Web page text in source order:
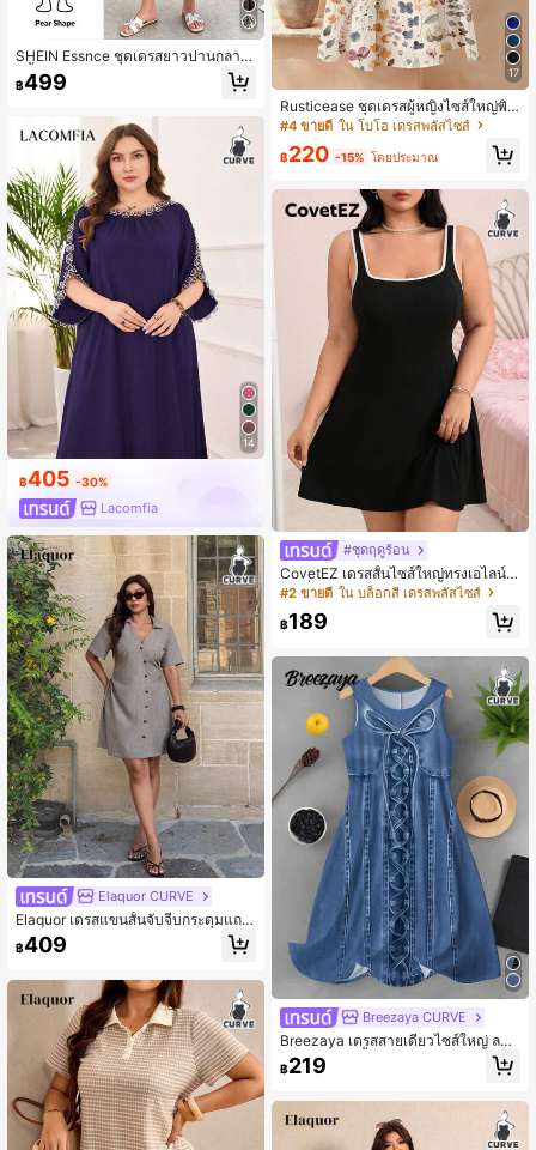
SHEIN Essnce ชุดเดรสยาวปานกลาง
สีน้ำตาลแขนกุดสำหรับผู้หญิงไซส์ใหญ่
แฟชั่นฤดูใบไม้ผลิ/ฤดูร้อน ลำลอง ใส่สบ
สำหรับวันหยุดสำหรับผู้หญิง
฿499
14
฿405 -30%
Lacomfia
Elaquor CURVE
Elaquor เดรสแขนสั้นจับจีบกระดุมแถวเ
ดียวลำลองสำหรับผู้หญิงไซส์ใหญ่
฿409
17
Rusticease ชุดเดรสผู้หญิงไซส์ใหญ่พิเ
ศษ สไตล์ลำลองสำหรับฤดูร้อน พิมพ์ลา
#4 ขายดี ใน โบโฮ เดรสพลัสไซส์
฿220 -15% โดยประมาณ
#ชุดฤดูร้อน
CovetEZ เดรสสั้นไซส์ใหญ่ทรงเอไลน์ค
อเหลี่ยมแต่งขอบตัดสี สไตล์ลำลอง สำห
#2 ขายดี ใน บล็อกสี เดรสพลัสไซส์
฿189
Breezaya CURVE
Breezaya เดรสสายเดี่ยวไซส์ใหญ่ ลาย
พิมพ์วินเทจสีน้ำเงิน แต่งเชือกผูกโบว์ ท
รงเอไลน์ สไตล์เรียบหรูลำลอง สำหรับผู้
ล
฿219